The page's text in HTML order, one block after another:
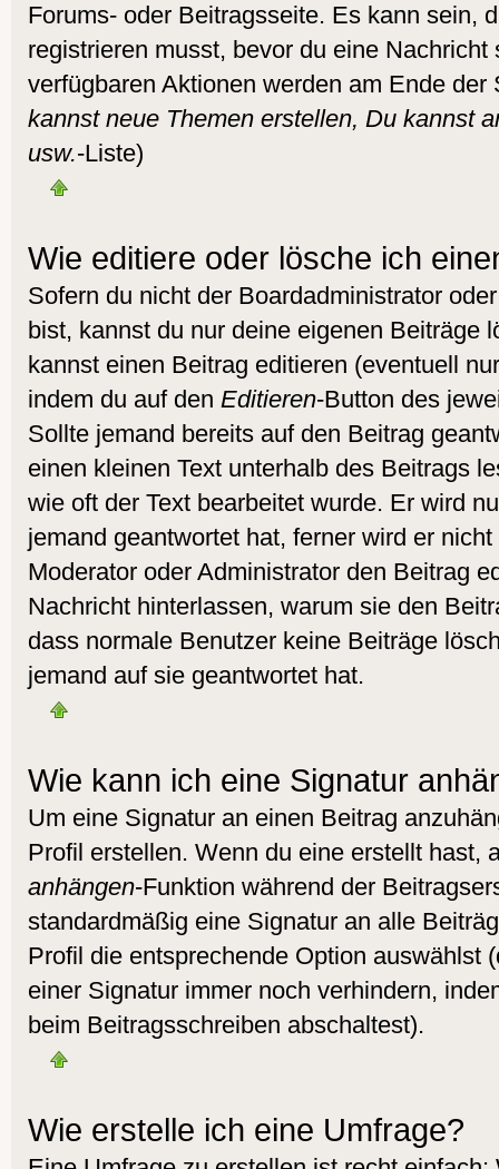
Forums- oder Beitragsseite. Es kann sein,
registrieren musst, bevor du eine
verfügbaren Aktionen werden am Ende
kannst neue Themen erstellen, Du kannst
usw.-Liste)
Wie editiere oder lösche ich
Sofern du nicht der Boardadministrator
bist, kannst du nur deine eigenen Beiträge
kannst einen Beitrag editieren (eventuell
indem du auf den Editieren-Button des
Sollte jemand bereits auf den Beitrag
einen kleinen Text unterhalb des Beitrags
wie oft der Text bearbeitet wurde. Er wird
jemand geantwortet hat, ferner wird er
Moderator oder Administrator den Beitrag
Nachricht hinterlassen, warum sie den
dass normale Benutzer keine Beiträge
jemand auf sie geantwortet hat.
Wie kann ich eine Signatur
Um eine Signatur an einen Beitrag
Profil erstellen. Wenn du eine erstellt hast,
anhängen-Funktion während der
standardmäßig eine Signatur an alle
Profil die entsprechende Option auswählst
einer Signatur immer noch verhindern,
beim Beitragsschreiben abschaltest).
Wie erstelle ich eine Umfrage?